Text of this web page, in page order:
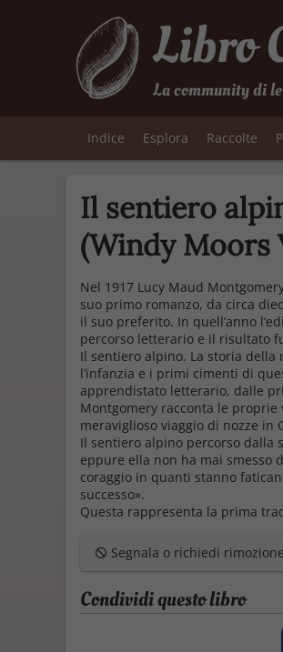
Libro
La community di
Indice Esplora Raccolte
Il sentiero
(Windy Moors
Nel 1917 Lucy Maud
suo primo romanzo, da circa
il suo preferito. In quell’anno
percorso letterario e il risultato
Il sentiero alpino. La storia
l’infanzia e i primi cimenti di
apprendistato letterario, dalle
Montgomery racconta le proprie
meraviglioso viaggio di nozze in
Il sentiero alpino percorso dalla
eppure ella non ha mai smesso
coraggio in quanti stanno
successo».
Questa rappresenta la prima
Segnala o richiedi rimozione
Condividi questo libro